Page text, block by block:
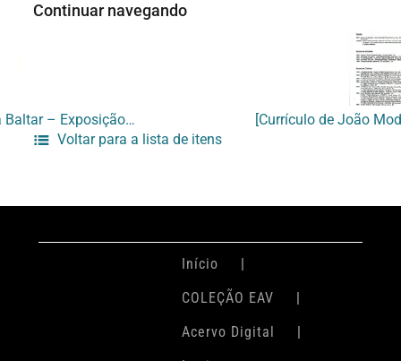
Continuar navegando
[Currículo da artista Brigida Baltar – Exposição “Espaço Carioca”]
Voltar para a lista de itens
Início
COLEÇÃO EAV
Acervo Digital